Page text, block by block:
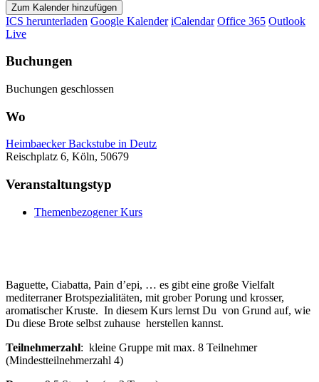
Zum Kalender hinzufügen
ICS herunterladen Google Kalender iCalendar Office 365 Outlook
Live
Buchungen
Buchungen geschlossen
Wo
Heimbaecker Backstube in Deutz
Reischplatz 6, Köln, 50679
Veranstaltungstyp
Themenbezogener Kurs
Baguette, Ciabatta, Pain d’epi, … es gibt eine große Vielfalt
mediterraner Brotspezialitäten, mit grober Porung und krosser,
aromatischer Kruste. In diesem Kurs lernst Du von Grund auf, wie
Du diese Brote selbst zuhause herstellen kannst.
Teilnehmerzahl: kleine Gruppe mit max. 8 Teilnehmer
(Mindestteilnehmerzahl 4)